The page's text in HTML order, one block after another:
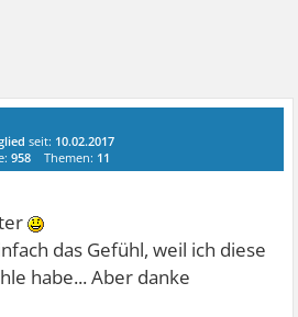
seit: 10.02.2017
958 Themen: 11
das Gefühl, weil ich diese
habe... Aber danke